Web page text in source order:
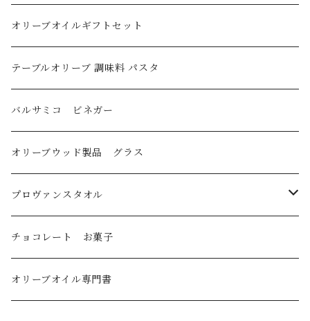
オリーブオイル
イタリア産
スペイン産
オリーブオイル・ミディアム
フレーバーオリーブオイル
オリーブオイルギフトセット
テーブルオリーブ 調味料 パスタ
バルサミコ ビネガー
オリーブウッド製品 グラス
プロヴァンスタオル
刺繍ラウンドタオル
刺繍キッチンタオル
チョコレート お菓子
オリーブオイル専門書